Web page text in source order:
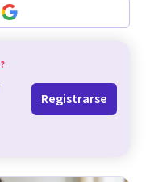
?
Registrarse